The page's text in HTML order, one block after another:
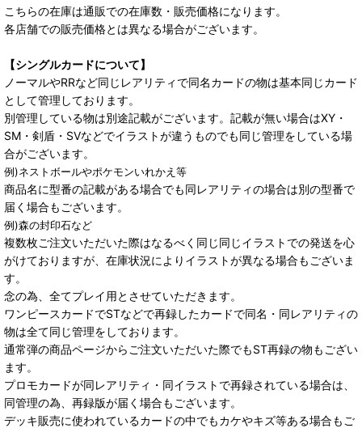
こちらの在庫は通販での在庫数・販売価格になります。
各店舗での販売価格とは異なる場合がございます。
【シングルカードについて】
ノーマルやRRなど同じレアリティで同名カードの物は基本同じカード
として管理しております。
別管理している物は別途記載がございます。記載が無い場合はXY・
SM・剣盾・SVなどでイラストが違うものでも同じ管理をしている場
合がございます。
例)ネストボールやポケモンいれかえ等
商品名に型番の記載がある場合でも同レアリティの場合は別の型番で
届く場合もございます。
例)森の封印石など
複数枚ご注文いただいた際はなるべく同じ同じイラストでの発送を心
がけておりますが、在庫状況によりイラストが異なる場合もございま
す。
念の為、全てプレイ用とさせていただきます。
ワンピースカードでSTなどで再録したカードで同名・同レアリティの
物は全て同じ管理をしております。
通常弾の商品ページからご注文いただいた際でもST再録の物もござい
ます。
プロモカードが同レアリティ・同イラストで再録されている場合は、
同管理の為、再録版が届く場合もございます。
デッキ販売に使われているカードの中でもカケやキズ等ある場合もご